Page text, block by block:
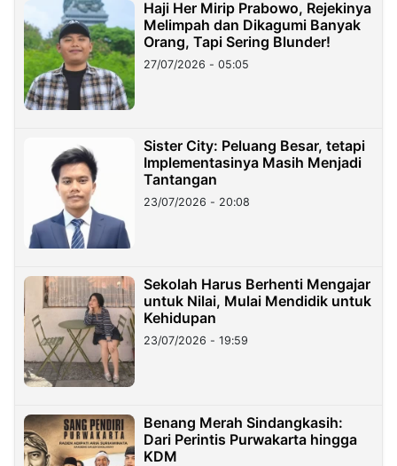
Haji Her Mirip Prabowo, Rejekinya
Melimpah dan Dikagumi Banyak
Orang, Tapi Sering Blunder!
27/07/2026 - 05:05
Sister City: Peluang Besar, tetapi
Implementasinya Masih Menjadi
Tantangan
23/07/2026 - 20:08
Sekolah Harus Berhenti Mengajar
untuk Nilai, Mulai Mendidik untuk
Kehidupan
23/07/2026 - 19:59
Benang Merah Sindangkasih:
Dari Perintis Purwakarta hingga
KDM